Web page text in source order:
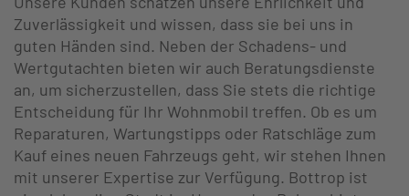
Zuverlässigkeit und wissen, dass sie bei uns in
guten Händen sind. Neben der Schadens- und
Wertgutachten bieten wir auch Beratungsdienste
an, um sicherzustellen, dass Sie stets die richtige
Entscheidung für Ihr Wohnmobil treffen. Ob es um
Reparaturen, Wartungstipps oder Ratschläge zum
Kauf eines neuen Fahrzeugs geht, wir stehen Ihnen
mit unserer Expertise zur Verfügung. Bottrop ist